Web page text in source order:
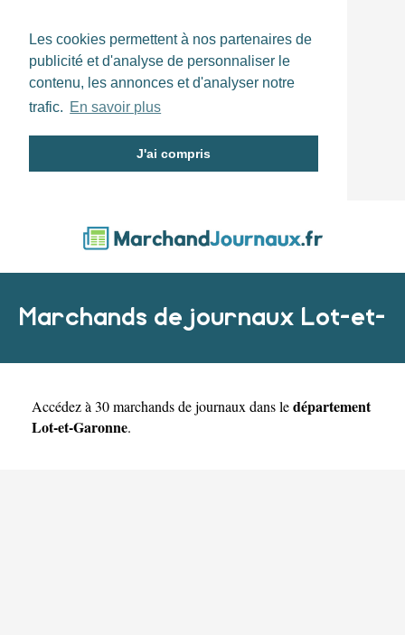
Les cookies permettent à nos partenaires de
publicité et d'analyse de personnaliser le
contenu, les annonces et d'analyser notre
trafic. En savoir plus
J'ai compris
Marchands de journaux Lot-et-
Garonne
Accédez à 30 marchands de journaux dans ledépartement
Lot-et-Garonne.